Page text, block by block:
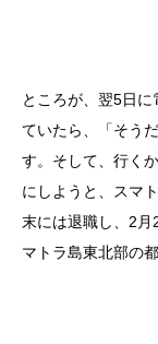
ところが、翌5日
ていたら、「そう
す。そして、行く
にしようと、スマ
末には退職し、2月
マトラ島東北部の